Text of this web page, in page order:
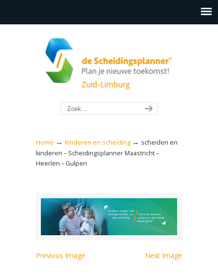
Home → Kinderen en scheiding → scheiden en
kinderen – Scheidingsplanner Maastricht –
Heerlen – Gulpen
Previous Image Next Image